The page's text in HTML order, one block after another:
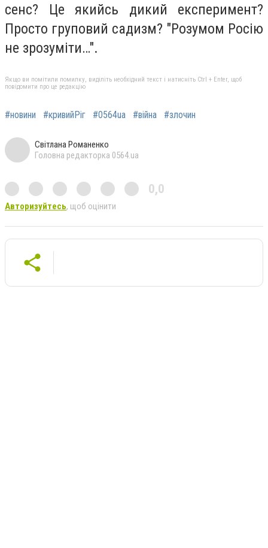
сенс? Це якийсь дикий експеримент?
Просто груповий садизм? "Розумом Росію
не зрозуміти…".
Якщо ви помітили помилку, виділіть необхідний текст і натисніть Ctrl + Enter, щоб
повідомити про це редакцію
#новини #кривийРіг #0564ua #війна #злочин
Світлана Романенко
Головна редакторка 0564.ua
0,0
Авторизуйтесь, щоб оцінити